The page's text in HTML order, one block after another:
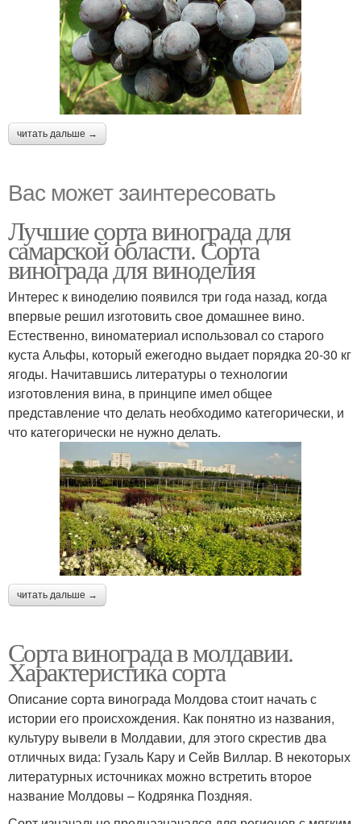
читать дальше →
Вас может заинтересовать
Лучшие сорта винограда для
самарской области. Сорта
винограда для виноделия
Интерес к виноделию появился три года назад, когда
впервые решил изготовить свое домашнее вино.
Естественно, виноматериал использовал со старого
куста Альфы, который ежегодно выдает порядка 20-30 кг
ягоды. Начитавшись литературы о технологии
изготовления вина, в принципе имел общее
представление что делать необходимо категорически, и
что категорически не нужно делать.
читать дальше →
Сорта винограда в молдавии.
Характеристика сорта
Описание сорта винограда Молдова стоит начать с
истории его происхождения. Как понятно из названия,
культуру вывели в Молдавии, для этого скрестив два
отличных вида: Гузаль Кару и Сейв Виллар. В некоторых
литературных источниках можно встретить второе
название Молдовы – Кодрянка Поздняя.